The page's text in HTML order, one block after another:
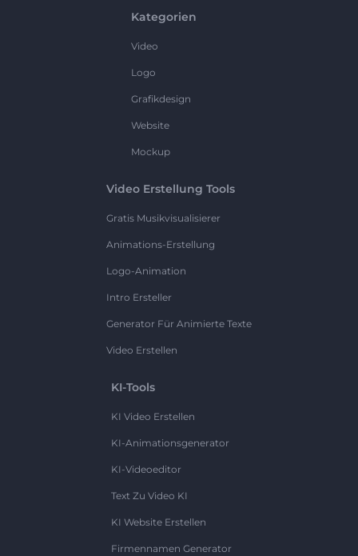
Kategorien
Video
Logo
Grafikdesign
Website
Mockup
Video Erstellung Tools
Gratis Musikvisualisierer
Animations-Erstellung
Logo-Animation
Intro Ersteller
Generator Für Animierte Texte
Video Erstellen
KI-Tools
KI Video Erstellen
KI-Animationsgenerator
KI-Videoeditor
Text Zu Video KI
KI Website Erstellen
Firmennamen Generator